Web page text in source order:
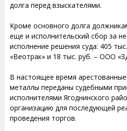
долга перед взыскателями.
Кроме основного долга
еще и исполнительский сбор за
исполнение решения суда: 405
«Веотрак» и 18 тыс. руб. – ООО
В настоящее время
металлы переданы судебными
исполнителями Ягоднинского
организацию для последующей
проведения торгов.